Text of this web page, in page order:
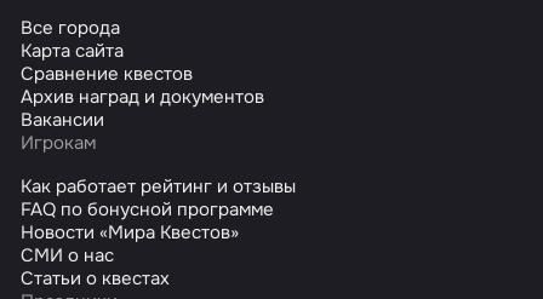
Все города
Карта сайта
Сравнение квестов
Архив наград и документов
Вакансии
Игрокам
Как работает рейтинг и отзывы
FAQ по бонусной программе
Новости «Мира Квестов»
СМИ о нас
Статьи о квестах